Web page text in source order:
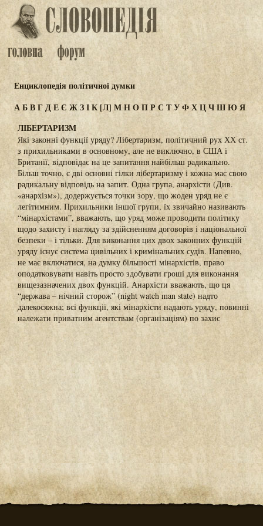
Енциклопедія політичної думки
АБВГДЕЄ ЖЗІК[Л] МНОПРСТУФХЦЧШЮЯ
ЛІБЕРТАРИЗМ
Які законні функції уряду? Лібертаризм, політичний рух ХХ ст.
з прихильниками в основному, але не виключно, в США і
Британії, відповідає на це запитання найбільш радикально.
Більш точно, є дві основні гілки лібертаризму і кожна має свою
радикальну відповідь на запит. Одна група, анархісти (Див.
«анархізм»), додержується точки зору, що жоден уряд не є
легітимним. Прихильники іншої групи, їх звичайно називають
“мінархістами”, вважають, що уряд може проводити політику
щодо захисту і нагляду за здійсненням договорів і національної
безпеки – і тільки. Для виконання цих двох законних функцій
уряду існує система цивільних і кримінальних судів. Напевно,
не має включатися, на думку більшості мінархістів, право
оподатковувати навіть просто здобувати гроші для виконання
вищезазначених двох функцій. Анархісти вважають, що ця
“держава – нічний сторож” (night watch man state) надто
далекосяжна; всі функції, які мінархісти надають уряду, повинні
належати приватним агентствам (організаціям) по захис